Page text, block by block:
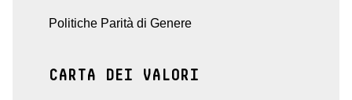
Politiche Parità di Genere
CARTA DEI VALORI